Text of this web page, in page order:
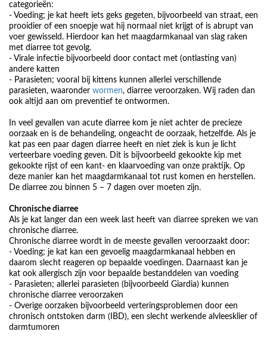
categorieën:
- Voeding; je kat heeft iets geks gegeten, bijvoorbeeld van straat, een
prooidier of een snoepje wat hij normaal niet krijgt of is abrupt van
voer gewisseld. Hierdoor kan het maagdarmkanaal van slag raken
met diarree tot gevolg.
- Virale infectie bijvoorbeeld door contact met (ontlasting van)
andere katten
- Parasieten; vooral bij kittens kunnen allerlei verschillende
parasieten, waaronder wormen, diarree veroorzaken. Wij raden dan
ook altijd aan om preventief te ontwormen.
In veel gevallen van acute diarree kom je niet achter de precieze
oorzaak en is de behandeling, ongeacht de oorzaak, hetzelfde. Als je
kat pas een paar dagen diarree heeft en niet ziek is kun je licht
verteerbare voeding geven. Dit is bijvoorbeeld gekookte kip met
gekookte rijst of een kant- en klaarvoeding van onze praktijk. Op
deze manier kan het maagdarmkanaal tot rust komen en herstellen.
De diarree zou binnen 5 – 7 dagen over moeten zijn.
Chronische diarree
Als je kat langer dan een week last heeft van diarree spreken we van
chronische diarree.
Chronische diarree wordt in de meeste gevallen veroorzaakt door:
- Voeding; je kat kan een gevoelig maagdarmkanaal hebben en
daarom slecht reageren op bepaalde voedingen. Daarnaast kan je
kat ook allergisch zijn voor bepaalde bestanddelen van voeding
- Parasieten; allerlei parasieten (bijvoorbeeld Giardia) kunnen
chronische diarree veroorzaken
- Overige oorzaken bijvoorbeeld verteringsproblemen door een
chronisch ontstoken darm (IBD), een slecht werkende alvleesklier of
darmtumoren